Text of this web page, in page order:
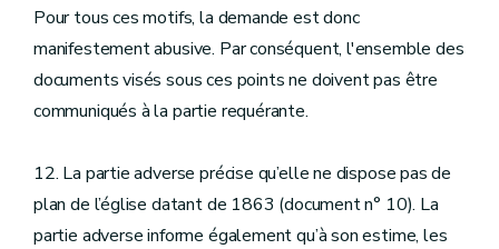
Pour tous ces motifs, la demande est donc
manifestement abusive. Par conséquent, l'ensemble des
documents visés sous ces points ne doivent pas être
communiqués à la partie requérante.
12. La partie adverse précise qu’elle ne dispose pas de
plan de l’église datant de 1863 (document n° 10). La
partie adverse informe également qu’à son estime, les